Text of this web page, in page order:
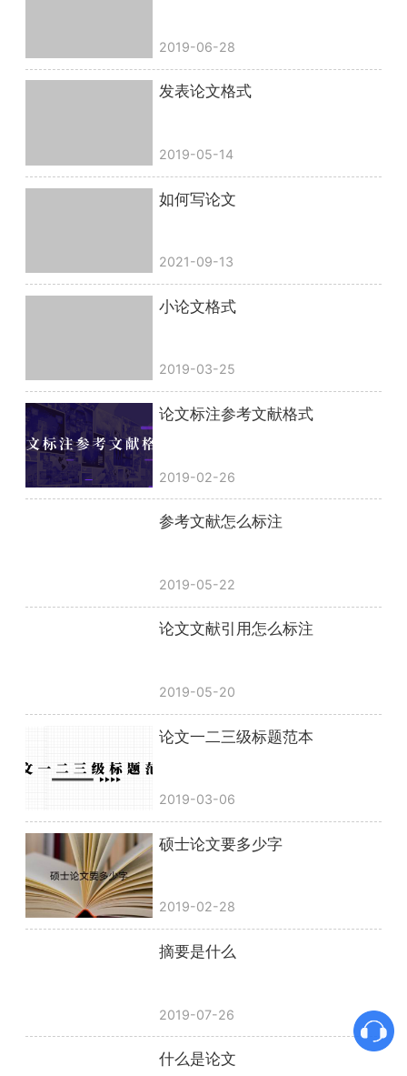
2019-06-28
发表论文格式
2019-05-14
如何写论文
2021-09-13
小论文格式
2019-03-25
论文标注参考文献格式
2019-02-26
参考文献怎么标注
2019-05-22
论文文献引用怎么标注
2019-05-20
论文一二三级标题范本
2019-03-06
硕士论文要多少字
2019-02-28
摘要是什么
2019-07-26
什么是论文